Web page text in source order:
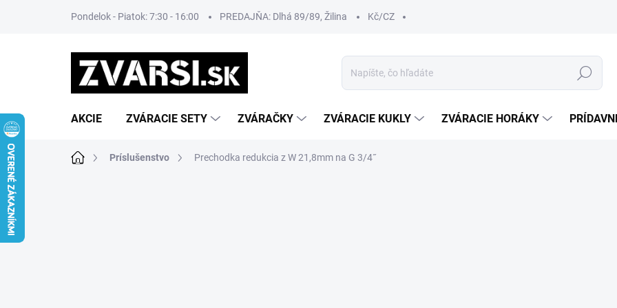
Pondelok - Piatok: 7:30 - 16:00 PREDAJŇA: Dlhá 89/89, Žilina Kč/CZ
Hľadať
AKCIE ZVÁRACIE SETY ZVÁRAČKY ZVÁRACIE KUKLY ZVÁRACIE HORÁKY
DomovPríslušenstvo Prechodka redukcia z W 21,8mm na G 3/4˝